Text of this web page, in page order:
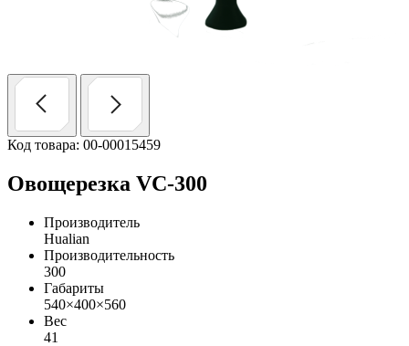
Код товара: 00-00015459
Овощерезка VC-300
Производитель
Hualian
Производительность
300
Габариты
540×400×560
Вес
41